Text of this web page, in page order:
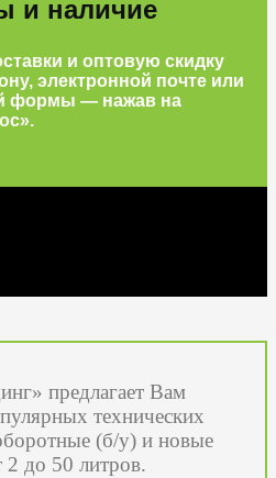
и наличие
и оптовую скидку
электронной почте или
формы — нажав на
предлагает Вам
технических
(б/у) и новые
до 50 литров.